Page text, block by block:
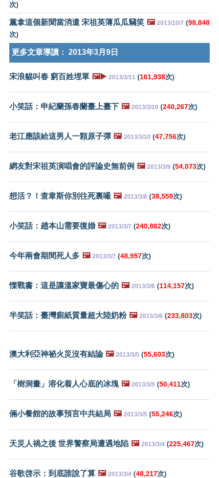
次)
黨拿這個新聞當消遣 宋祖英薄瓜瓜竊笑 🖼️ 2013/10/7 (98,848
次)
更多文章導讀： 2013年3月9日
宋浪貓叫春 窮百姓埋單 🖼️▶️ 2013/3/11 (161,938次)
小笑話：申紀蘭孫春蘭臺上臺下 🖼️ 2013/3/10 (240,267次)
老江應該給這男人一顆原子彈 🖼️ 2013/3/10 (47,756次)
網友對宋祖英演唱會的評論史無前例 🖼️ 2013/3/9 (54,073次)
想活？！查韋斯你別往死裏嘬 🖼️ 2013/3/8 (38,559次)
小笑話：趙本山需要復婚 🖼️ 2013/3/7 (240,862次)
今年兩會期間死人多 🖼️ 2013/3/7 (48,957次)
慄戰書：這是讓溫家寶最傷心的 🖼️ 2013/3/6 (114,157次)
半笑話：臺灣廁紙質量超大陸奶粉 🖼️ 2013/3/6 (233,803次)
澳大利亞神祕火災沒有結論 🖼️ 2013/3/5 (55,603次)
「樹洞畫」溶化着人心底的冰塊 🖼️ 2013/3/5 (50,411次)
倆小餐館的故事預言中共結局 🖼️ 2013/3/5 (55,246次)
天災人禍之後 世界警察局遭遇地陷 🖼️ 2013/3/4 (225,467次)
谷歌啓示：到底誰說了算 🖼️ 2013/3/4 (48,217次)